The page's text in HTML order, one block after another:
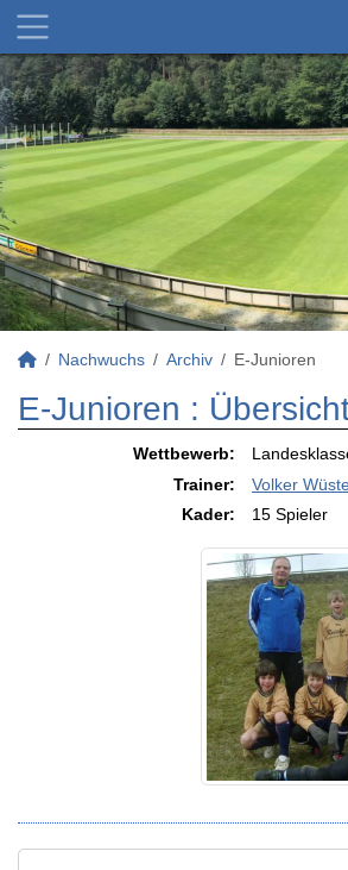
Nachwuchs Archiv E-Junioren
E-Junioren :
Wettbewerb:
Trainer:
Volker
Kader:
15 Spieler